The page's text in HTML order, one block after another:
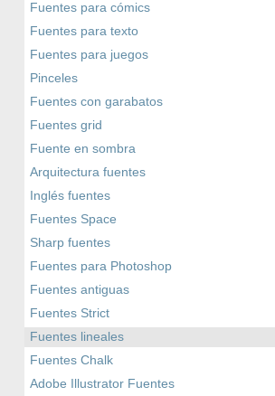
Fuentes para cómics
Fuentes para texto
Fuentes para juegos
Pinceles
Fuentes con garabatos
Fuentes grid
Fuente en sombra
Arquitectura fuentes
Inglés fuentes
Fuentes Space
Sharp fuentes
Fuentes para Photoshop
Fuentes antiguas
Fuentes Strict
Fuentes lineales
Fuentes Chalk
Adobe Illustrator Fuentes